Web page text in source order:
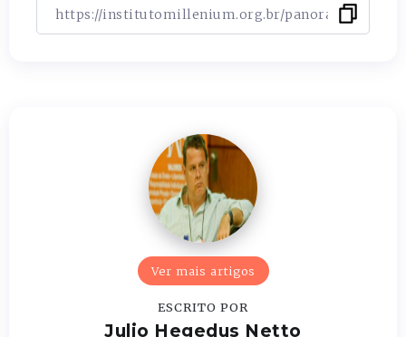
Ver mais artigos
ESCRITO POR
Julio Hegedus Netto